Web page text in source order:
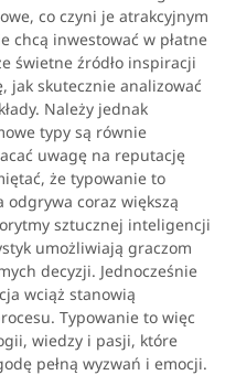
co czyni je atrakcyjnym
chcą inwestować w płatne
świetne źródło inspiracji
jak skutecznie analizować
Należy jednak
typy są równie
uwagę na reputację
że typowanie to
coraz większą
sztucznej inteligencji
umożliwiają graczom
decyzji. Jednocześnie
wciąż stanowią
Typowanie to więc
wiedzy i pasji, które
pełną wyzwań i emocji.